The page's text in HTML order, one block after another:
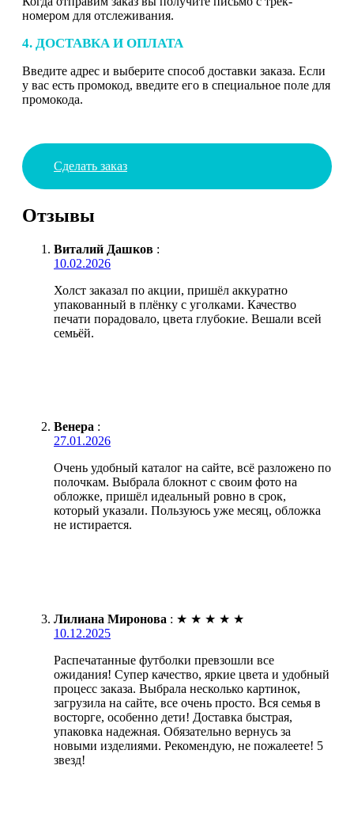
номером для отслеживания.
4. ДОСТАВКА И ОПЛАТА
Введите адрес и выберите способ доставки заказа. Если
у вас есть промокод, введите его в специальное поле для
промокода.
Сделать заказ
Отзывы
Виталий Дашков :
10.02.2026
Холст заказал по акции, пришёл аккуратно
упакованный в плёнку с уголками. Качество
печати порадовало, цвета глубокие. Вешали всей
семьёй.
Венера :
27.01.2026
Очень удобный каталог на сайте, всё разложено по
полочкам. Выбрала блокнот с своим фото на
обложке, пришёл идеальный ровно в срок,
который указали. Пользуюсь уже месяц, обложка
не истирается.
Лилиана Миронова : ★ ★ ★ ★ ★
10.12.2025
Распечатанные футболки превзошли все
ожидания! Супер качество, яркие цвета и удобный
процесс заказа. Выбрала несколько картинок,
загрузила на сайте, все очень просто. Вся семья в
восторге, особенно дети! Доставка быстрая,
упаковка надежная. Обязательно вернусь за
новыми изделиями. Рекомендую, не пожалеете! 5
звезд!